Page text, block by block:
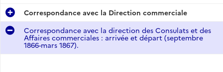
Correspondance avec la Direction commerciale
Correspondance avec la direction des Consulats et des
Affaires commerciales : arrivée et départ (septembre
1866-mars 1867).